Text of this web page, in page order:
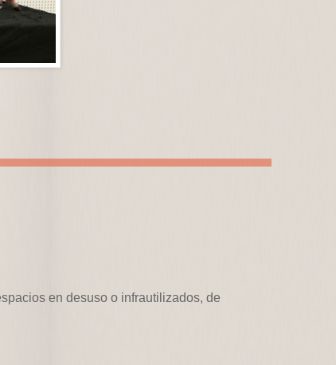
en desuso o infrautilizados, de